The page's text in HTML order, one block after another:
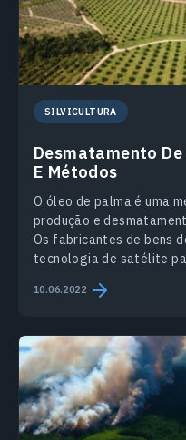
SILVICULTURA
Desmatamento
E Métodos
O óleo de palma é uma
produção e
Os fabricantes de bens
tecnologia de satélite
10.06.2022